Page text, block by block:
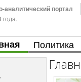
портал
года.
Политика